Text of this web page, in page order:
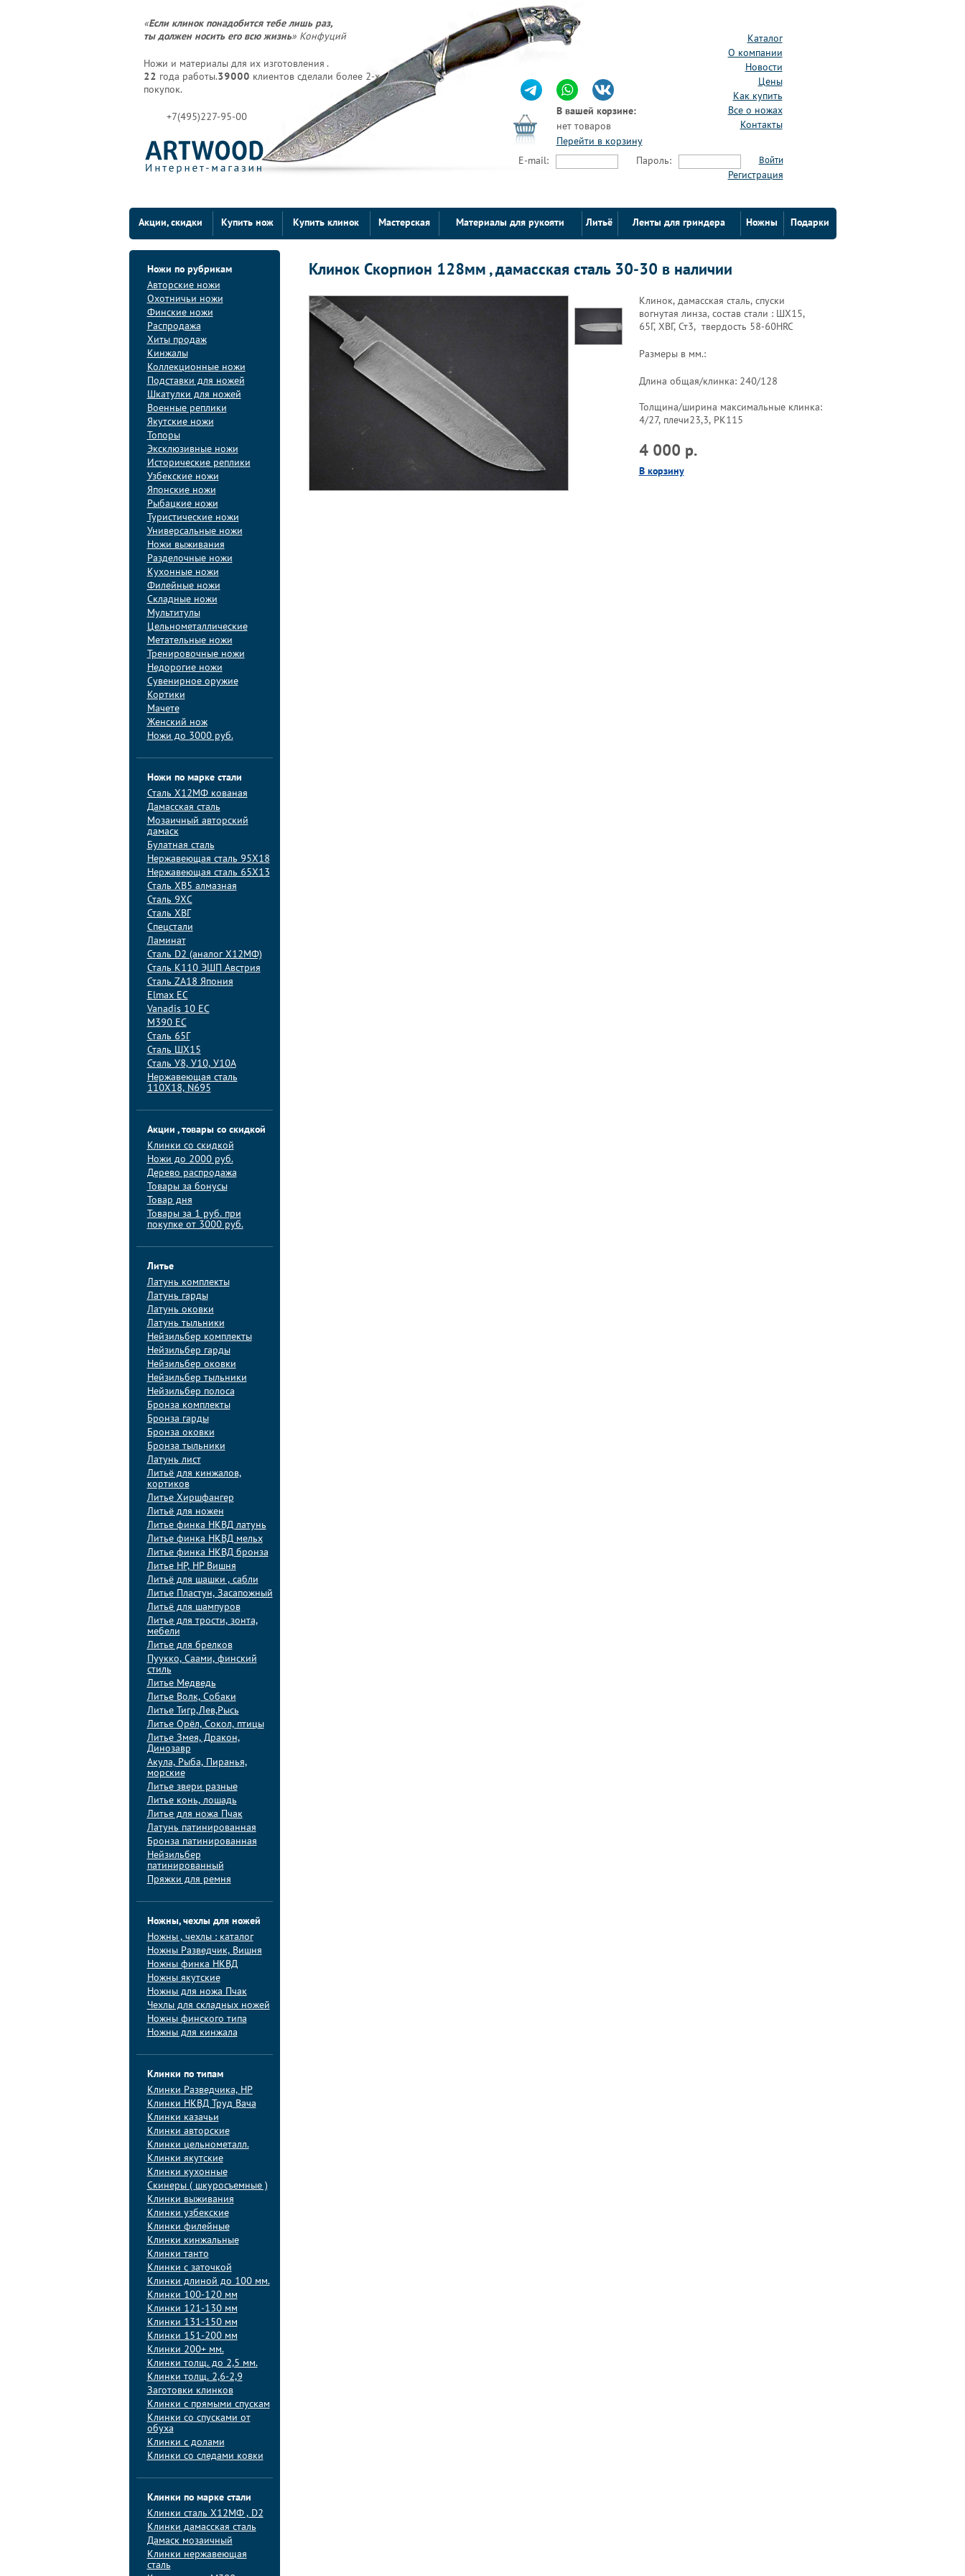
«Если клинок понадобится тебе лишь раз,
ты должен носить его всю жизнь» Конфуций
Ножи и материалы для их изготовления .
22 года работы.39000 клиентов сделали более 2-х
покупок.
+7(495)227-95-00
Каталог
О компании
Новости
Цены
Как купить
Все о ножах
Контакты
В вашей корзине:
нет товаров
Перейти в корзину
E-mail: Пароль: Войти
Регистрация
Акции, скидки Купить нож Купить клинок Мастерская Материалы для рукояти Литьё Ленты для гриндера Ножны Подарки
Ножи по рубрикам
Авторские ножи
Охотничьи ножи
Финские ножи
Распродажа
Хиты продаж
Кинжалы
Коллекционные ножи
Подставки для ножей
Шкатулки для ножей
Военные реплики
Якутские ножи
Топоры
Эксклюзивные ножи
Исторические реплики
Узбекские ножи
Японские ножи
Рыбацкие ножи
Туристические ножи
Универсальные ножи
Ножи выживания
Разделочные ножи
Кухонные ножи
Филейные ножи
Складные ножи
Мультитулы
Цельнометаллические
Метательные ножи
Тренировочные ножи
Недорогие ножи
Сувенирное оружие
Кортики
Мачете
Женский нож
Ножи до 3000 руб.
Ножи по марке стали
Сталь Х12МФ кованая
Дамасская сталь
Мозаичный авторский
дамаск
Булатная сталь
Нержавеющая сталь 95Х18
Нержавеющая сталь 65Х13
Сталь ХВ5 алмазная
Сталь 9ХС
Сталь ХВГ
Спецстали
Ламинат
Сталь D2 (аналог Х12МФ)
Сталь K110 ЭШП Австрия
Сталь ZA18 Япония
Elmax ЕС
Vanadis 10 ЕС
M390 ЕС
Сталь 65Г
Сталь ШХ15
Сталь У8, У10, У10А
Нержавеющая сталь
110Х18, N695
Акции , товары со скидкой
Клинки со скидкой
Ножи до 2000 руб.
Дерево распродажа
Товары за бонусы
Товар дня
Товары за 1 руб. при
покупке от 3000 руб.
Литье
Латунь комплекты
Латунь гарды
Латунь оковки
Латунь тыльники
Нейзильбер комплекты
Нейзильбер гарды
Нейзильбер оковки
Нейзильбер тыльники
Нейзильбер полоса
Бронза комплекты
Бронза гарды
Бронза оковки
Бронза тыльники
Латунь лист
Литьё для кинжалов,
кортиков
Литье Хиршфангер
Литьё для ножен
Литье финка НКВД латунь
Литье финка НКВД мельх
Литье финка НКВД бронза
Литье НР, НР Вишня
Литьё для шашки , сабли
Литье Пластун, Засапожный
Литьё для шампуров
Литье для трости, зонта,
мебели
Литье для брелков
Пуукко, Саами, финский
стиль
Литье Медведь
Литье Волк, Собаки
Литье Тигр,Лев,Рысь
Литье Орёл, Сокол, птицы
Литье Змея, Дракон,
Динозавр
Акула, Рыба, Пиранья,
морские
Литье звери разные
Литье конь, лошадь
Литье для ножа Пчак
Латунь патинированная
Бронза патинированная
Нейзильбер
патинированный
Пряжки для ремня
Ножны, чехлы для ножей
Ножны , чехлы : каталог
Ножны Разведчик, Вишня
Ножны финка НКВД
Ножны якутские
Ножны для ножа Пчак
Чехлы для складных ножей
Ножны финского типа
Ножны для кинжала
Клинки по типам
Клинки Pазведчика, НP
Клинки НКВД Труд Вача
Клинки казачьи
Клинки авторские
Клинки цельнометалл.
Клинки якутские
Клинки кухонные
Скинеры ( шкуросъемные )
Клинки выживания
Клинки узбекские
Клинки филейные
Клинки кинжальные
Клинки танто
Клинки с заточкой
Клинки длиной до 100 мм.
Клинки 100-120 мм
Клинки 121-130 мм
Клинки 131-150 мм
Клинки 151-200 мм
Клинки 200+ мм.
Клинки толщ. до 2,5 мм.
Клинки толщ. 2,6-2,9
Заготовки клинков
Клинки с прямыми спускам
Клинки со спусками от
обуха
Клинки с долами
Клинки со следами ковки
Клинки по марке стали
Клинки сталь Х12МФ , D2
Клинки дамасская сталь
Дамаск мозаичный
Клинки нержавеющая
сталь
Клинок Скорпион 128мм , дамасская сталь 30-30 в наличии
Клинок, дамасская сталь, спуски
вогнутая линза, состав стали : ШХ15,
65Г, ХВГ, Ст3, твердость 58-60HRC
Размеры в мм.:
Длина общая/клинка: 240/128
Толщина/ширина максимальные клинка:
4/27, плечи23,3, РК115
4 000 р.
В корзину